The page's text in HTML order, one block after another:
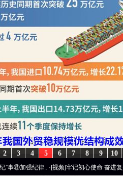
10
9
8
7
6
5
4
3
2
纪律..·[视频]牢记初心使命 奋进复兴征程丨“